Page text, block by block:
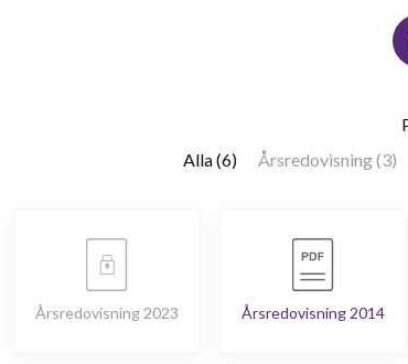
Alla (6)
Årsredovisning (3)
Årsredovisning 2023 Årsredovisning 2014